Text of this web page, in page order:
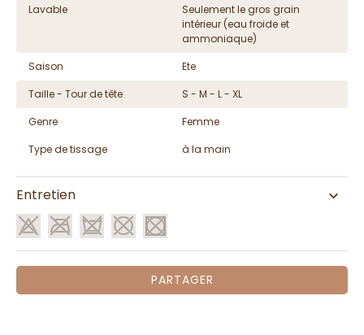
Lavable
Seulement le gros grain
intérieur (eau froide et
ammoniaque)
Saison
Ete
Taille - Tour de tête
S - M - L - XL
Genre
Femme
Type de tissage
à la main
Entretien
PARTAGER